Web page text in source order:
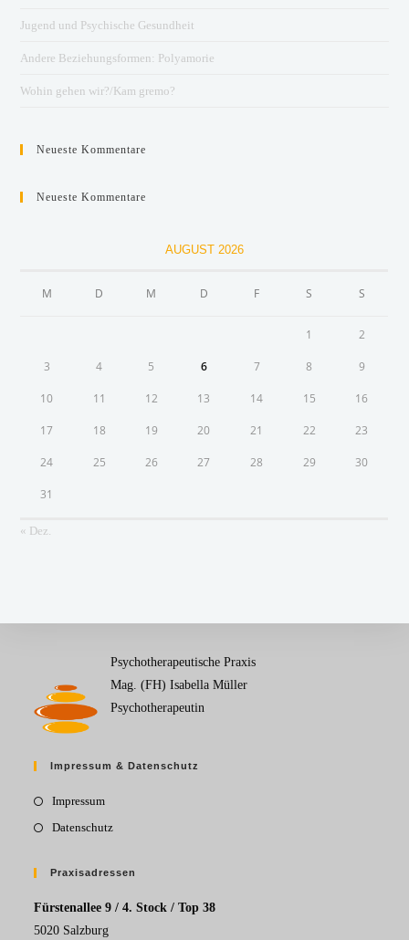
Jugend und Psychische Gesundheit
Andere Beziehungsformen: Polyamorie
Wohin gehen wir?/Kam gremo?
Neueste Kommentare
Neueste Kommentare
AUGUST 2026
M D M D F S S
1 2
3 4 5 6 7 8 9
10 11 12 13 14 15 16
17 18 19 20 21 22 23
24 25 26 27 28 29 30
31
« Dez.
Psychotherapeutische Praxis
Mag. (FH) Isabella Müller
Psychotherapeutin
Impressum & Datenschutz
Impressum
Datenschutz
Praxisadressen
Fürstenallee 9 / 4. Stock / Top 38
5020 Salzburg